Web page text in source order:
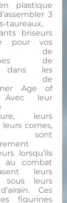
plastique
3
taureaux,
briseurs
pour vos
de
de
dans les
de
Age of
Avec leur
leurs
cornes,
lorsqu’ils
au combat
leurs
sous leurs
Ces
figurines